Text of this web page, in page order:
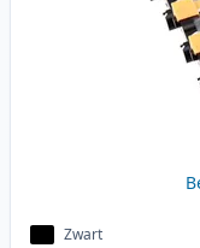
Zwart